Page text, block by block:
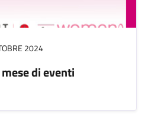
2024
di eventi